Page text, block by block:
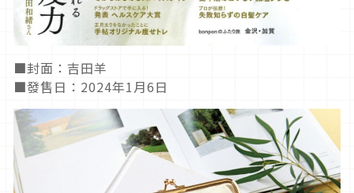
■封面：吉田羊
■發售日：2024年1月6日